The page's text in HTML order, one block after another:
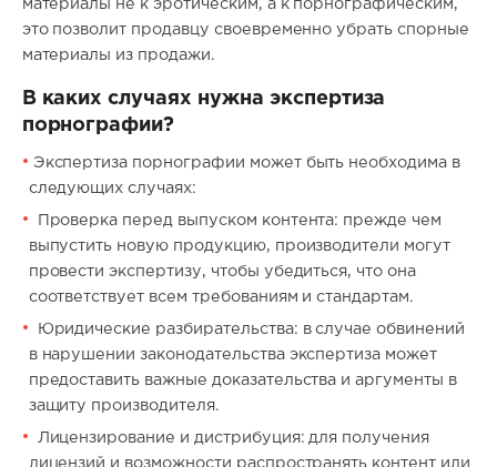
материалы не к эротическим, а к порнографическим,
это позволит продавцу своевременно убрать спорные
материалы из продажи.
В каких случаях нужна экспертиза
порнографии?
Экспертиза порнографии может быть необходима в
следующих случаях:
Проверка перед выпуском контента: прежде чем
выпустить новую продукцию, производители могут
провести экспертизу, чтобы убедиться, что она
соответствует всем требованиям и стандартам.
Юридические разбирательства: в случае обвинений
в нарушении законодательства экспертиза может
предоставить важные доказательства и аргументы в
защиту производителя.
Лицензирование и дистрибуция: для получения
лицензий и возможности распространять контент или